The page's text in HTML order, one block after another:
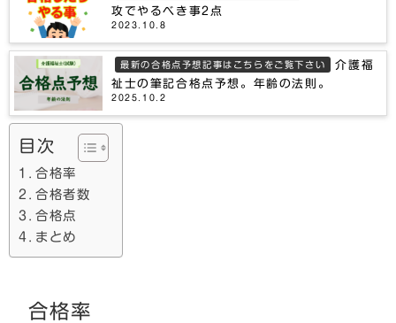
攻でやるべき事2点
2023.10.8
最新の合格点予想記事はこちらをご覧下さい
介護福
祉士の筆記合格点予想。年齢の法則。
2025.10.2
目次
合格率
合格者数
合格点
まとめ
合格率